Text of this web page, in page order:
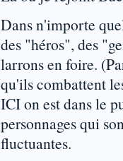
Dans n'importe
des "héros", des
larrons en foire.
qu'ils combattent
ICI on est dans le
personnages qui
fluctuantes.